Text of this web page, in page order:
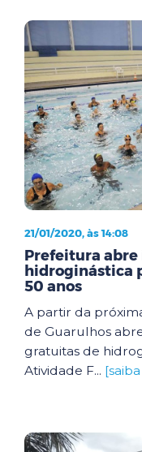
21/01/2020, às 14:08
Prefeitura abre
hidroginástica
50 anos
A partir da
de Guarulhos
gratuitas de
Atividade F...